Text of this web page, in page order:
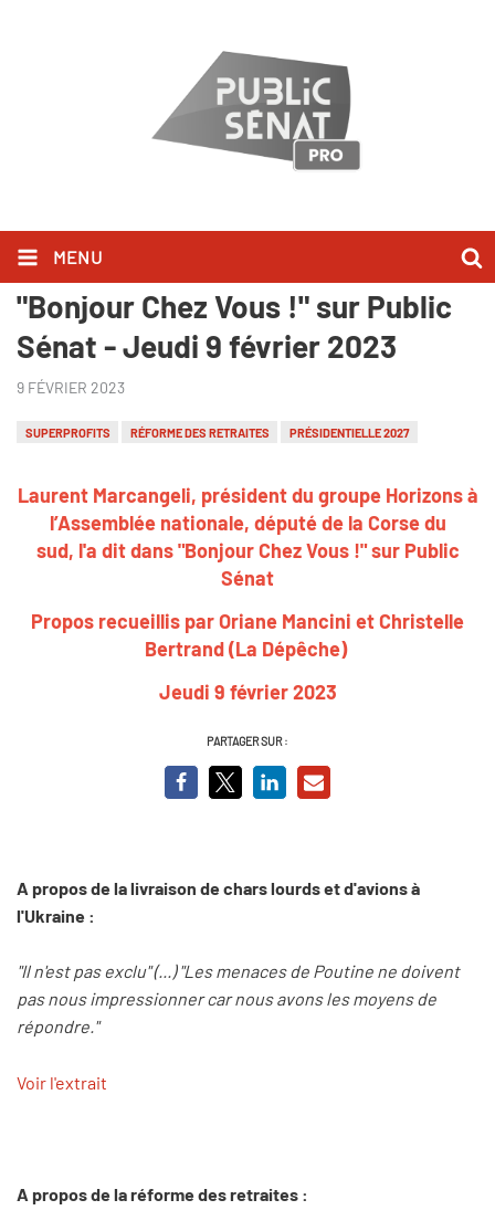
MENU
Laurent Marcangeli l'a dit dans
"Bonjour Chez Vous !" sur Public
Sénat - Jeudi 9 février 2023
9 FÉVRIER 2023
SUPERPROFITS RÉFORME DES RETRAITES PRÉSIDENTIELLE 2027
Laurent Marcangeli, président du groupe Horizons à
l’Assemblée nationale, député de la Corse du
sud, l'a dit dans "Bonjour Chez Vous !" sur Public
Sénat
Propos recueillis par Oriane Mancini et Christelle
Bertrand (La Dépêche)
Jeudi 9 février 2023
PARTAGER SUR :
A propos de la livraison de chars lourds et d'avions à
l'Ukraine :
"Il n'est pas exclu" (...) "Les menaces de Poutine ne doivent
pas nous impressionner car nous avons les moyens de
répondre."
Voir l'extrait
A propos de la réforme des retraites :